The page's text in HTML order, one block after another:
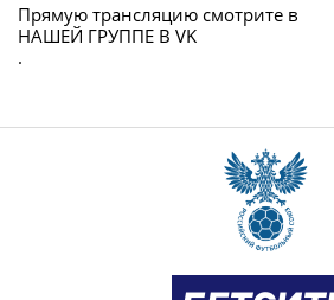
Прямую трансляцию смотрите в
НАШЕЙ ГРУППЕ В VK
.